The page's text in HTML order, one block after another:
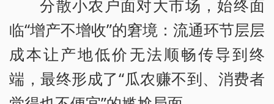
分散小农户面对大市场，始终面
临“增产不增收”的窘境：流通环节层层
成本让产地低价无法顺畅传导到终
端，最终形成了“瓜农赚不到、消费者